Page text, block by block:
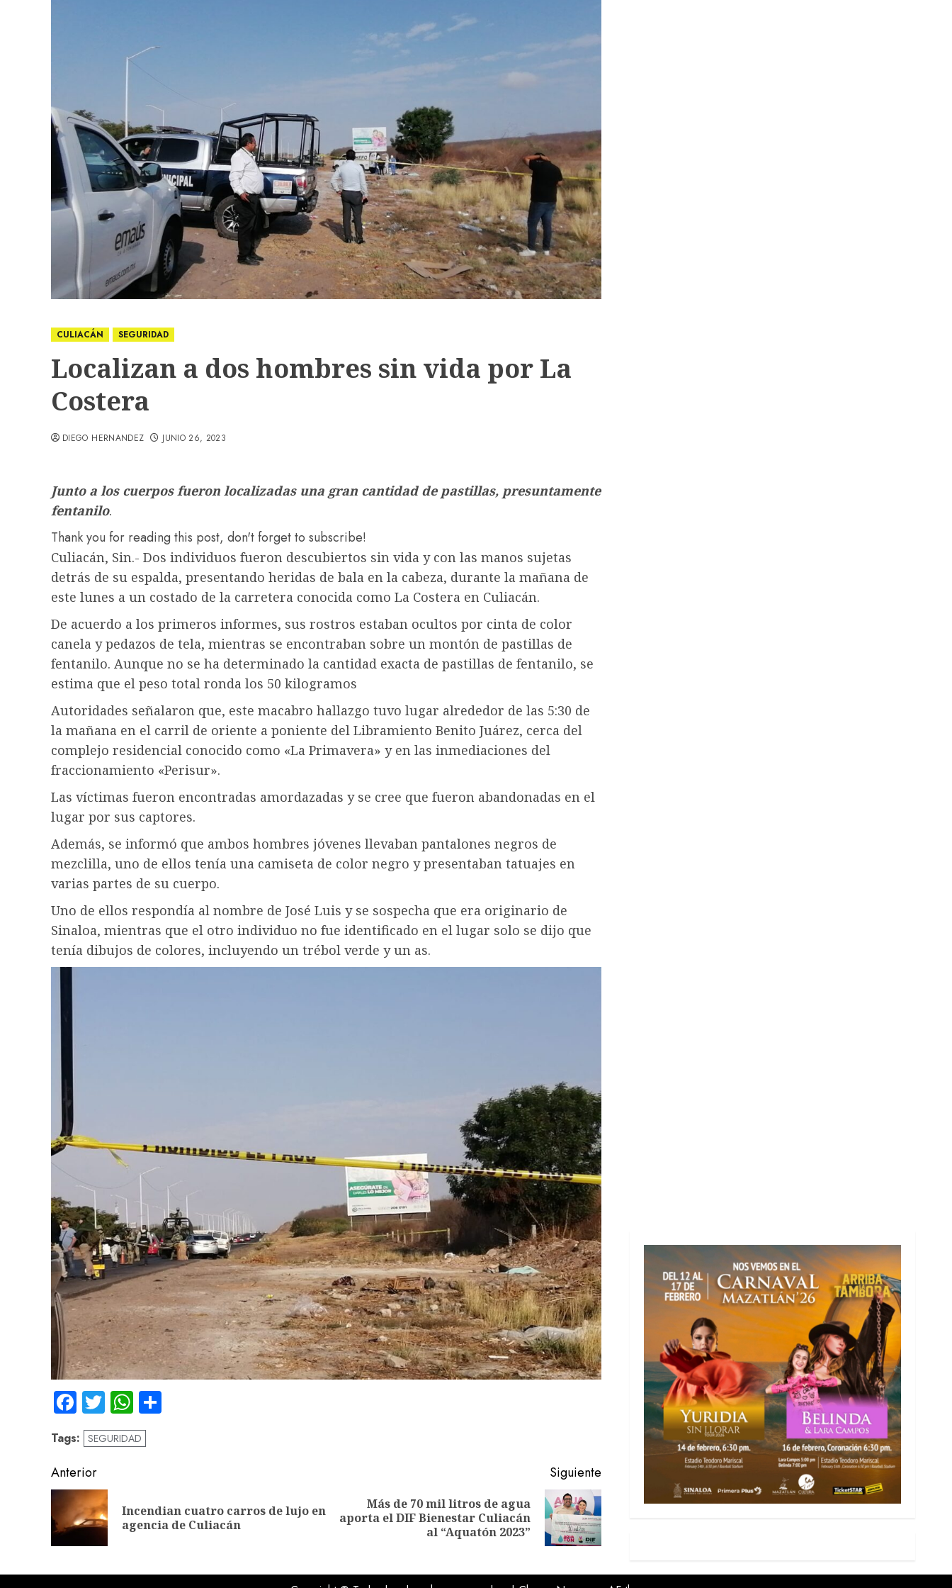
CULIACÁN SEGURIDAD
Localizan a dos hombres sin vida por La
Costera
DIEGO HERNANDEZ JUNIO 26, 2023
Junto a los cuerpos fueron localizadas una gran cantidad de pastillas, presuntamente
fentanilo.
Thank you for reading this post, don't forget to subscribe!
Culiacán, Sin.- Dos individuos fueron descubiertos sin vida y con las manos sujetas
detrás de su espalda, presentando heridas de bala en la cabeza, durante la mañana de
este lunes a un costado de la carretera conocida como La Costera en Culiacán.
De acuerdo a los primeros informes, sus rostros estaban ocultos por cinta de color
canela y pedazos de tela, mientras se encontraban sobre un montón de pastillas de
fentanilo. Aunque no se ha determinado la cantidad exacta de pastillas de fentanilo, se
estima que el peso total ronda los 50 kilogramos
Autoridades señalaron que, este macabro hallazgo tuvo lugar alrededor de las 5:30 de
la mañana en el carril de oriente a poniente del Libramiento Benito Juárez, cerca del
complejo residencial conocido como «La Primavera» y en las inmediaciones del
fraccionamiento «Perisur».
Las víctimas fueron encontradas amordazadas y se cree que fueron abandonadas en el
lugar por sus captores.
Además, se informó que ambos hombres jóvenes llevaban pantalones negros de
mezclilla, uno de ellos tenía una camiseta de color negro y presentaban tatuajes en
varias partes de su cuerpo.
Uno de ellos respondía al nombre de José Luis y se sospecha que era originario de
Sinaloa, mientras que el otro individuo no fue identificado en el lugar solo se dijo que
tenía dibujos de colores, incluyendo un trébol verde y un as.
Facebook
TwitterWhatsApp
Tags: SEGURIDAD
Navegación
de
entradas
Anterior
Entrada
Incendian cuatro carros de lujo en
agencia de Culiacán
Siguiente
Siguiente
Más de 70 mil litros de agua
aporta el DIF Bienestar Culiacán
al “Aquatón 2023”